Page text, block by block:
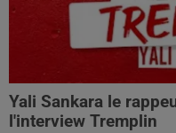
Yali Sankara le
l'interview Tremplin